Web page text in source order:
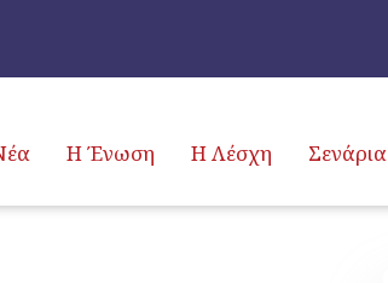
Η Ένωση Η Λέσχη Σενάρια